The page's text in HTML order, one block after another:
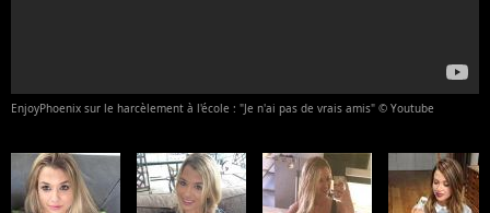
EnjoyPhoenix sur le harcèlement à l'école : "Je n'ai pas de vrais amis" © Youtube